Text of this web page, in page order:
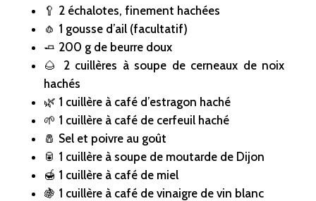
🥄 2 échalotes, finement hachées
🧄 1 gousse d’ail (facultatif)
🧈 200 g de beurre doux
🌰 2 cuillères à soupe de cerneaux de noix
hachés
🌿 1 cuillère à café d’estragon haché
🌱 1 cuillère à café de cerfeuil haché
🧂 Sel et poivre au goût
🥫 1 cuillère à soupe de moutarde de Dijon
🍯 1 cuillère à café de miel
🍇 1 cuillère à café de vinaigre de vin blanc